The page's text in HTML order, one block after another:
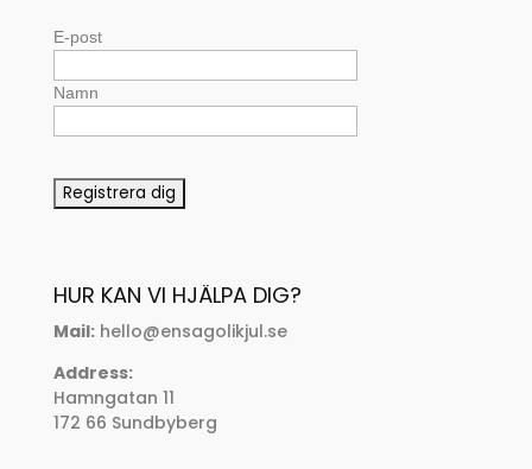
E-post
Namn
HUR KAN VI HJÄLPA DIG?
Mail:hello@ensagolikjul.se
Address:
Hamngatan 11
172 66 Sundbyberg